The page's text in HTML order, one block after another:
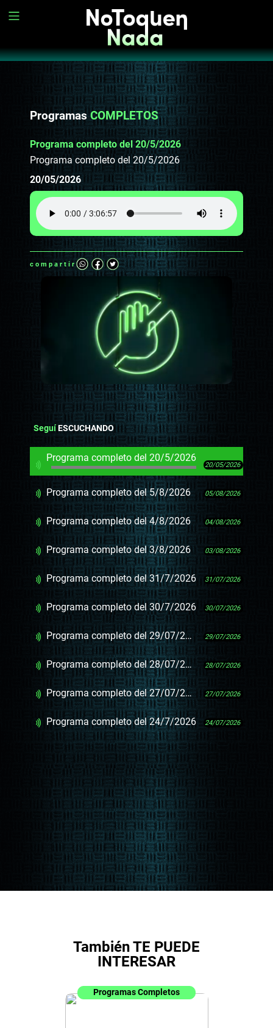
ProgramasCOMPLETOS
Programa completo del 20/5/2026
Programa completo del 20/5/2026
20/05/2026
compartir
SeguíESCUCHANDO
Programa completo del 20/5/2026
20/05/2026
Programa completo del 5/8/2026 05/08/2026
Programa completo del 4/8/2026 04/08/2026
Programa completo del 3/8/2026 03/08/2026
Programa completo del 31/7/2026 31/07/2026
Programa completo del 30/7/2026 30/07/2026
Programa completo del 29/07/2026 29/07/2026
Programa completo del 28/07/2026 28/07/2026
Programa completo del 27/07/2026 27/07/2026
Programa completo del 24/7/2026 24/07/2026
También TE PUEDE
INTERESAR
Programas Completos